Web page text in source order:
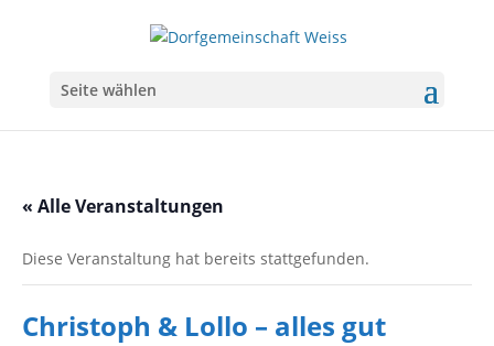
Seite wählen
« Alle Veranstaltungen
Diese Veranstaltung hat bereits stattgefunden.
Christoph & Lollo – alles gut